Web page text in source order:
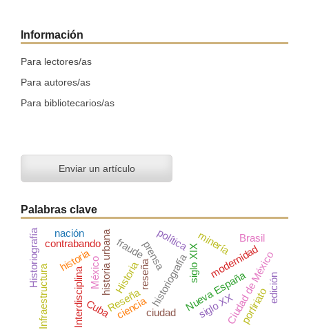
Información
Para lectores/as
Para autores/as
Para bibliotecarios/as
Enviar un artículo
Palabras clave
México Historia historiografíasiglo XIX
Nueva España
historia urbana
historia reseña Ciudad de México
Reseña
Interdisciplina ciencia siglo XX
prensa
fraude
ciudad
Infraestructura
minería
porfiriato
Historiografía modernidad
política Brasil
contrabando
edición
Cuba
nación